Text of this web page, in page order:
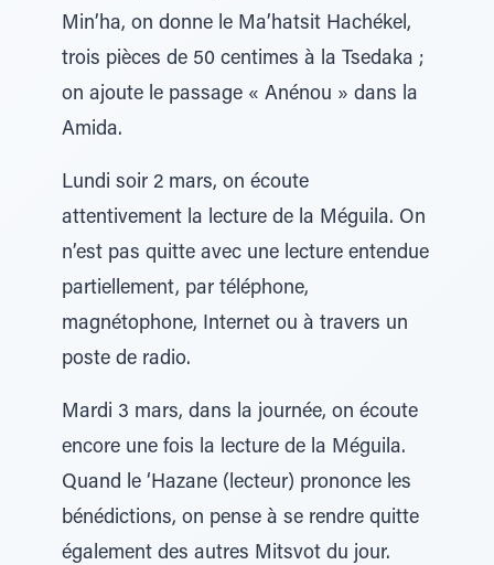
Min’ha, on donne le Ma’hatsit Hachékel,
trois pièces de 50 centimes à la Tsedaka ;
on ajoute le passage « Anénou » dans la
Amida.
Lundi soir 2 mars, on écoute
attentivement la lecture de la Méguila. On
n’est pas quitte avec une lecture entendue
partiellement, par téléphone,
magnétophone, Internet ou à travers un
poste de radio.
Mardi 3 mars, dans la journée, on écoute
encore une fois la lecture de la Méguila.
Quand le ‘Hazane (lecteur) prononce les
bénédictions, on pense à se rendre quitte
également des autres Mitsvot du jour.